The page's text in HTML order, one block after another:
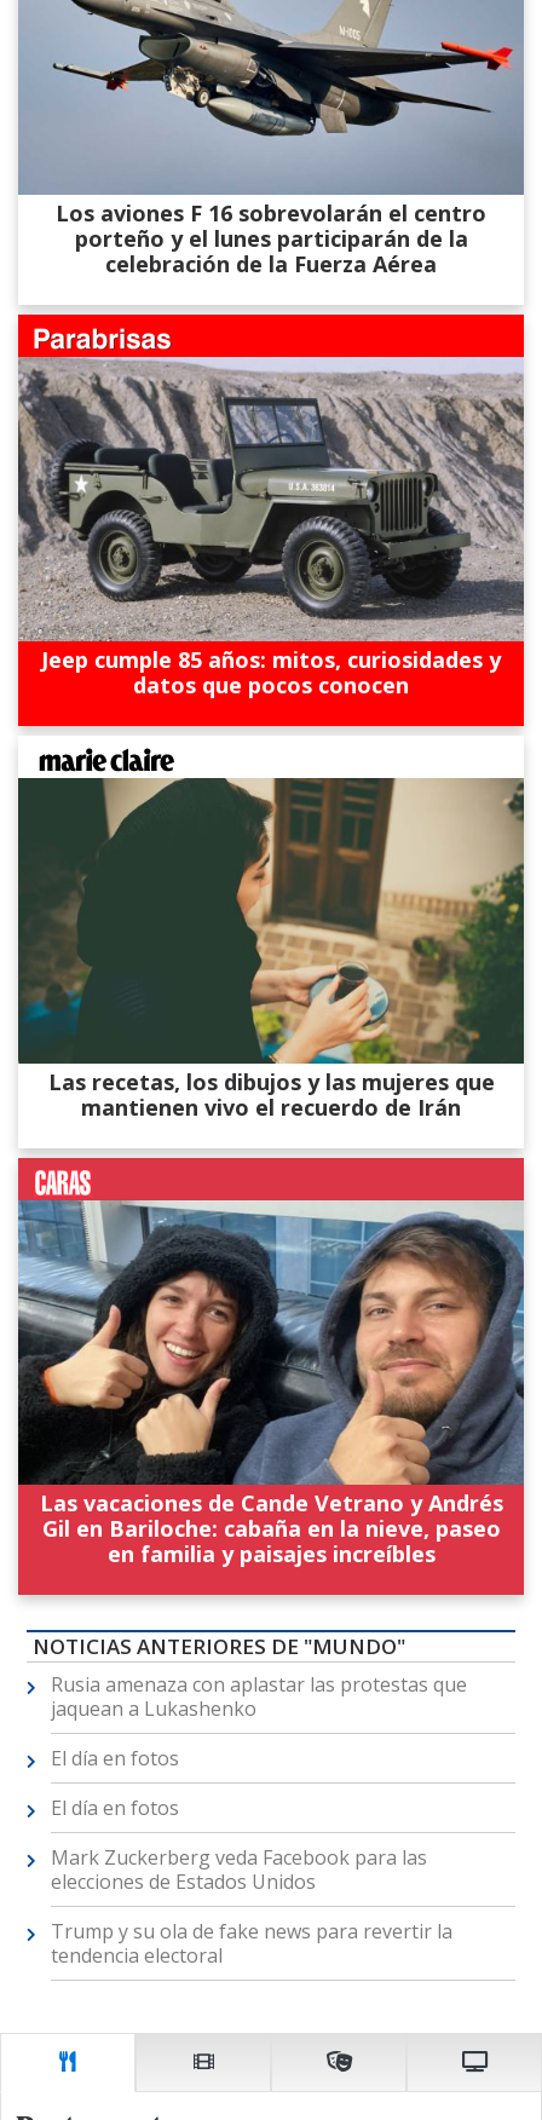
Los aviones F 16 sobrevolarán el centro
porteño y el lunes participarán de la
celebración de la Fuerza Aérea
Jeep cumple 85 años: mitos, curiosidades y
datos que pocos conocen
Las recetas, los dibujos y las mujeres que
mantienen vivo el recuerdo de Irán
Las vacaciones de Cande Vetrano y Andrés
Gil en Bariloche: cabaña en la nieve, paseo
en familia y paisajes increíbles
NOTICIAS ANTERIORES DE "MUNDO"
Rusia amenaza con aplastar las protestas que
jaquean a Lukashenko
El día en fotos
El día en fotos
Mark Zuckerberg veda Facebook para las
elecciones de Estados Unidos
Trump y su ola de fake news para revertir la
tendencia electoral